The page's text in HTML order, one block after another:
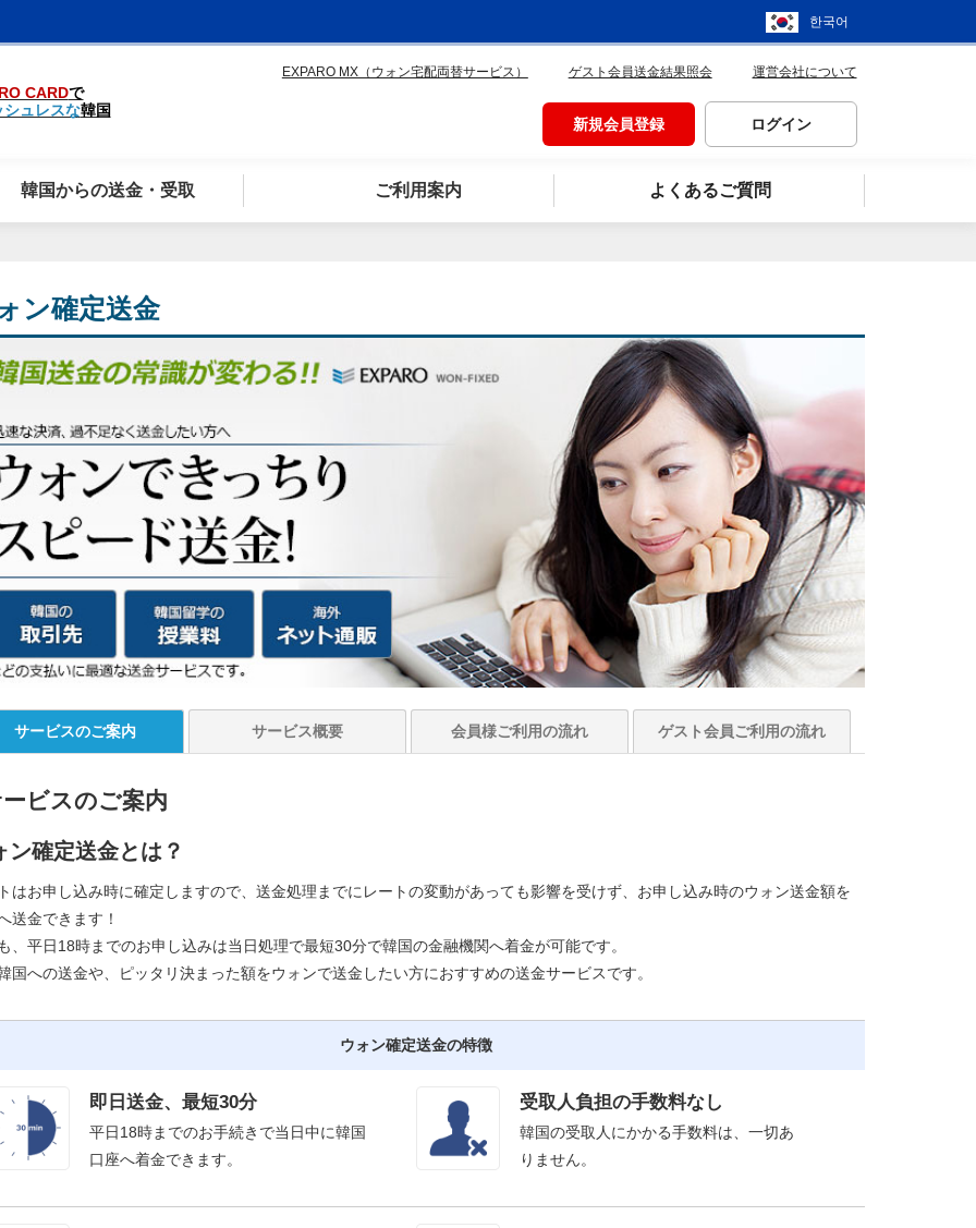
한국어
CARDで
シュレスな韓国
EXPARO MX（ウォン宅配両替サービス） ゲスト会員送金結果照会 運営会社について
新規会員登録 ログイン
韓国からの送金・受取 ご利用案内 よくあるご質問
ン確定送金
サービスのご案内 サービス概要 会員様ご利用の流れ ゲスト会員ご利用の流れ
ビスのご案内
ン確定送金とは？
はお申し込み時に確定しますので、送金処理までにレートの変動があっても影響を受けず、お申し込み時のウォン送金額を
送金できます！
、平日18時までのお申し込みは当日処理で最短30分で韓国の金融機関へ着金が可能です。
国への送金や、ピッタリ決まった額をウォンで送金したい方におすすめの送金サービスです。
ウォン確定送金の特徴
即日送金、最短30分
平日18時までのお手続きで当日中に韓国
口座へ着金できます。
受取人負担の手数料なし
韓国の受取人にかかる手数料は、一切あ
りません。